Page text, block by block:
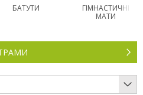
БАТУТИ
ГІМНАСТИЧНІ
МАТИ